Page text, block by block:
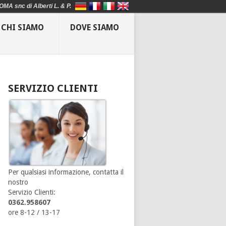
CHI SIAMO DOVE SIAMO
SERVIZIO CLIENTI
Per qualsiasi informazione, contatta il
nostro
Servizio Clienti:
0362.958607
ore 8-12 / 13-17
snc di Alberti L. & P.